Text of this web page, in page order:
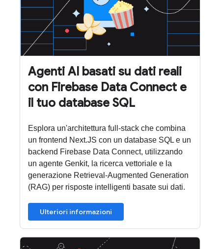
Agenti AI basati su dati reali
con Firebase Data Connect e
il tuo database SQL
Esplora un'architettura full-stack che combina
un frontend Next.JS con un database SQL e un
backend Firebase Data Connect, utilizzando
un agente Genkit, la ricerca vettoriale e la
generazione Retrieval-Augmented Generation
(RAG) per risposte intelligenti basate sui dati.
Ulteriori informazioni